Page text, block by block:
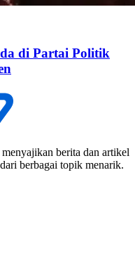
di Partai Politik
berita dan artikel
berbagai topik menarik.